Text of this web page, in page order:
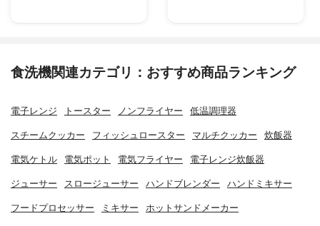
食洗機関連カテゴリ：おすすめ商品ランキング
電子レンジ トースター ノンフライヤー 低温調理器
スチームクッカー フィッシュロースター マルチクッカー 炊飯器
電気ケトル 電気ポット 電気フライヤー 電子レンジ炊飯器
ジューサー スロージューサー ハンドブレンダー ハンドミキサー
フードプロセッサー ミキサー ホットサンドメーカー